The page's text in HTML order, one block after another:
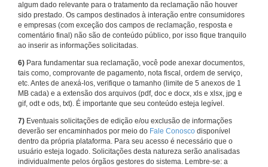
algum dado relevante para o tratamento da reclamação não houver
sido prestado. Os campos destinados à interação entre consumidores
e empresas (com exceção dos campos de reclamação, resposta e
comentário final) não são de conteúdo público, por isso fique tranquilo
ao inserir as informações solicitadas.
6) Para fundamentar sua reclamação, você pode anexar documentos,
tais como, comprovante de pagamento, nota fiscal, ordem de serviço,
etc. Antes de anexá-los, verifique o tamanho (limite de 5 anexos de 1
MB cada) e a extensão dos arquivos (pdf, doc e docx, xls e xlsx, jpg e
gif, odt e ods, txt). É importante que seu conteúdo esteja legível.
7) Eventuais solicitações de edição e/ou exclusão de informações
deverão ser encaminhados por meio do Fale Conosco disponível
dentro da própria plataforma. Para seu acesso é necessário que o
usuário esteja logado. Solicitações desta natureza serão analisadas
individualmente pelos órgãos gestores do sistema. Lembre-se: a